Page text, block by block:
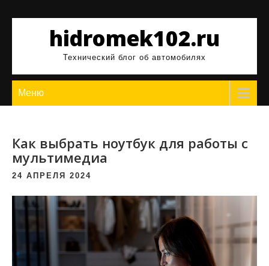
содержимомуhidromek102.ru
Технический блог об автомобилях
Меню
Как выбрать ноутбук для работы с
мультимедиа
24 АПРЕЛЯ 2024